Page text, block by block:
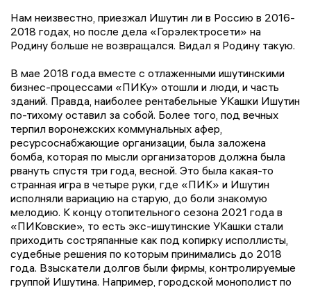
Нам неизвестно, приезжал Ишутин ли в Россию в 2016-
2018 годах, но после дела «Горэлектросети» на
Родину больше не возвращался. Видал я Родину такую.
В мае 2018 года вместе с отлаженными ишутинскими
бизнес-процессами «ПИКу» отошли и люди, и часть
зданий. Правда, наиболее рентабельные УКашки Ишутин
по-тихому оставил за собой. Более того, под вечных
терпил воронежских коммунальных афер,
ресурсоснабжающие организации, была заложена
бомба, которая по мысли организаторов должна была
рвануть спустя три года, весной. Это была какая-то
странная игра в четыре руки, где «ПИК» и Ишутин
исполняли вариацию на старую, до боли знакомую
мелодию. К концу отопительного сезона 2021 года в
«ПИКовские», то есть экс-ишутинские УКашки стали
приходить состряпанные как под копирку исполлисты,
судебные решения по которым принимались до 2018
года. Взыскатели долгов были фирмы, контролируемые
группой Ишутина. Например, городской монополист по